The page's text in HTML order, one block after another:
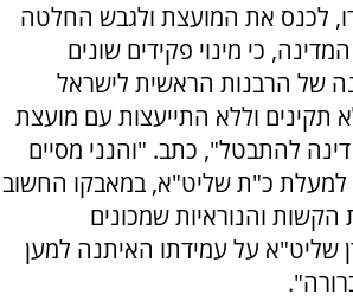
לכנס את המועצת ולגבש החלטה
כי מינוי פקידים שונים
של הרבנות הראשית לישראל
תקינים וללא התייעצות עם מועצת
להתבטל", כתב. "והנני מסיים
למעלת כ"ת שליט"א, במאבקו החשוב
הקשות והנוראיות שמכונים
שליט"א על עמידתו האיתנה למען